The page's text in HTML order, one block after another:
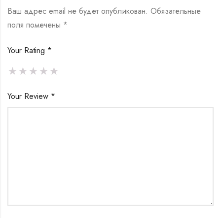
Ваш адрес email не будет опубликован. Обязательные
поля помечены *
Your Rating *
Your Review *